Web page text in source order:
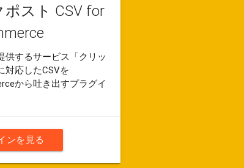
ポスト CSV for
供するサービス「クリッ
対応したCSVを
から吐き出すプラグイ
ンを見る